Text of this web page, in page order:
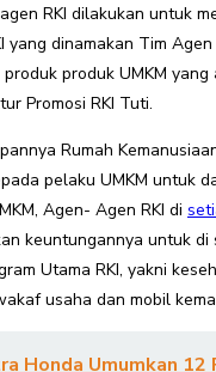
RKI dilakukan untuk
yang dinamakan Tim Agen
produk UMKM yang
Promosi RKI Tuti.
Rumah
pelaku UMKM untuk
Agen- Agen RKI di
keuntungannya untuk di
Utama RKI, yakni
usaha dan mobil
Honda Umumkan 12